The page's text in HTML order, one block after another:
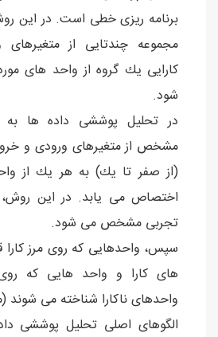
برنامه ریزی خطی است. در این
مجموعه چندتایی از
كارایی یك گروه از واحد های
شود.
در تحلیل پوششی داده ها
مشخص از متغیرهای ورودی و
(از صفر تا یك) به هر یك از
اختصاص می یابد. در این روش،
تجربی مشخص می شود.
سپس، واحدهایی كه روی مرز كارا
های كارا و واحد هایی كه روی
واحدهای ناكارا شناخته می شوند
الگوهای اصلی تحلیل پوششی